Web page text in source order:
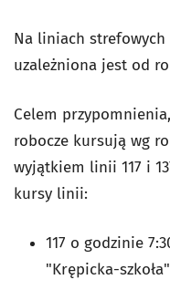
Na liniach strefowych
uzależniona jest od
Celem
robocze kursują wg
wyjątkiem linii 117 i
kursy linii:
117 o godzinie
"Krępicka-